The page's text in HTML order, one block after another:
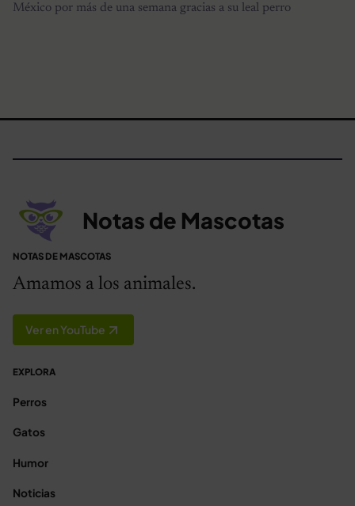
México por más de una semana gracias a su leal perro
Notas de Mascotas
NOTAS DE MASCOTAS
Amamos a los animales.
Ver en YouTube
EXPLORA
Perros
Gatos
Humor
Noticias